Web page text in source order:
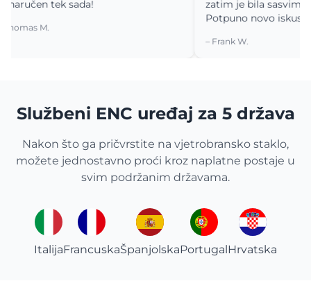
tek sada!
M.
zatim je bila sasvim
Potpuno novo iskustvo.
– Frank W.
Službeni ENC uređaj za 5 država
Nakon što ga pričvrstite na vjetrobransko staklo,
možete jednostavno proći kroz naplatne postaje u
svim podržanim državama.
ItalijaFrancuskaŠpanjolskaPortugalHrvatska